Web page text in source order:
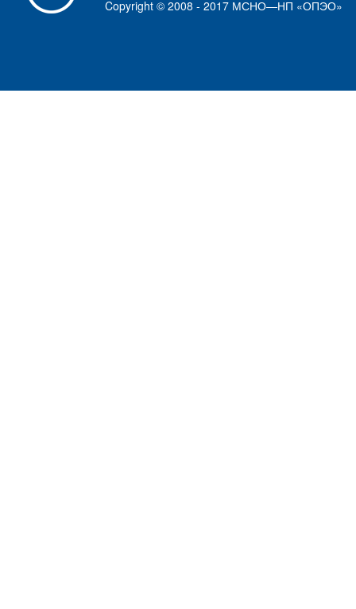
Copyright © 2008 - 2017 МСНО—НП «ОПЭО»